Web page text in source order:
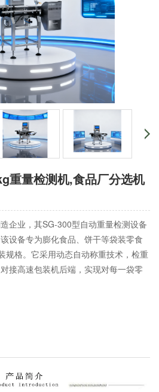
重量检测机,食品厂分选机
企业，其SG-300型自动重量检测设备
设备专为膨化食品、饼干等袋装零食
规格。它采用动态自动称重技术，检重
接高速包装机后端，实现对每一袋零